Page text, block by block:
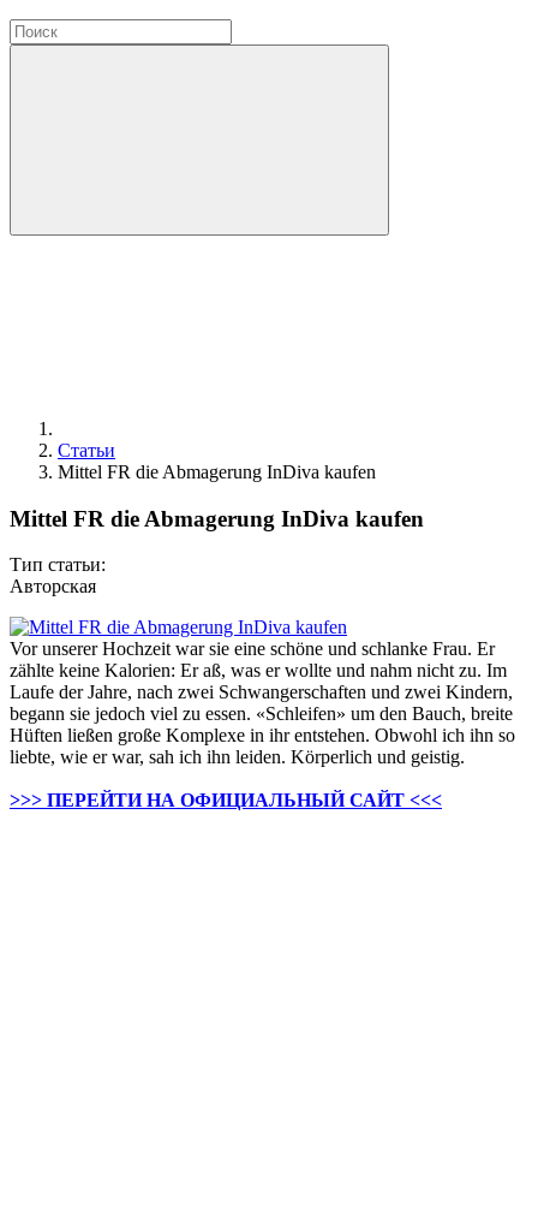
Статьи
Mittel FR die Abmagerung InDiva kaufen
Mittel FR die Abmagerung InDiva kaufen
Тип статьи:
Авторская
Vor unserer Hochzeit war sie eine schöne und schlanke Frau. Er
zählte keine Kalorien: Er aß, was er wollte und nahm nicht zu. Im
Laufe der Jahre, nach zwei Schwangerschaften und zwei Kindern,
begann sie jedoch viel zu essen. «Schleifen» um den Bauch, breite
Hüften ließen große Komplexe in ihr entstehen. Obwohl ich ihn so
liebte, wie er war, sah ich ihn leiden. Körperlich und geistig.
>>> ПЕРЕЙТИ НА ОФИЦИАЛЬНЫЙ САЙТ <<<